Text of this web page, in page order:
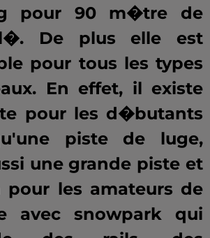
pour 90 m�tre de
De plus elle est
pour tous les types
En effet, il existe
pour les d�butants
piste de luge,
une grande piste et
pour les amateurs de
avec snowpark qui